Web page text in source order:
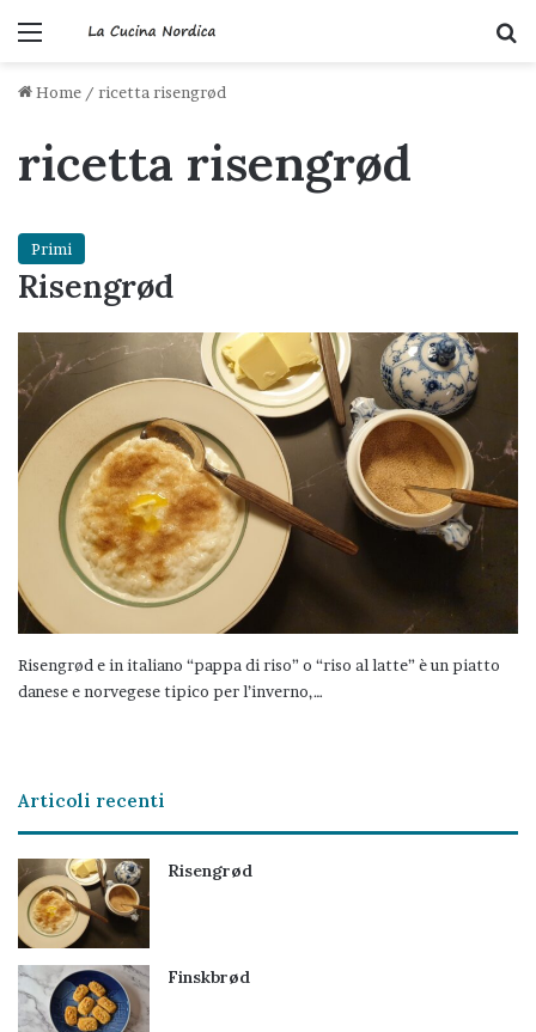
Menu
Home / ricetta risengrød
ricetta risengrød
Primi
Risengrød
Risengrød e in italiano “pappa di riso” o “riso al latte” è un piatto
danese e norvegese tipico per l’inverno,…
Articoli recenti
Risengrød
Finskbrød